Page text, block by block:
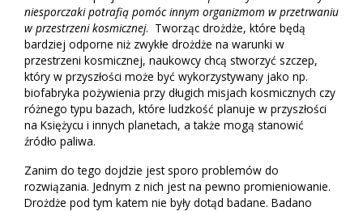
niesporczaki potrafią pomóc innym organizmom w przetrwaniu
w przestrzeni kosmicznej. Tworząc drożdże, które będą
bardziej odporne niż zwykłe drożdże na warunki w
przestrzeni kosmicznej, naukowcy chcą stworzyć szczep,
który w przyszłości może być wykorzystywany jako np.
biofabryka pożywienia przy długich misjach kosmicznych czy
różnego typu bazach, które ludzkość planuje w przyszłości
na Księżycu i innych planetach, a także mogą stanowić
źródło paliwa.
Zanim do tego dojdzie jest sporo problemów do
rozwiązania. Jednym z nich jest na pewno promieniowanie.
Drożdże pod tym katem nie były dotąd badane. Badano